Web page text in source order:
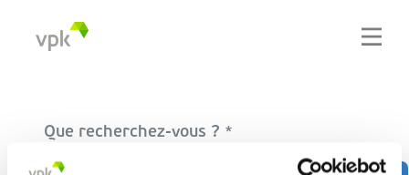
Que recherchez-vous ?